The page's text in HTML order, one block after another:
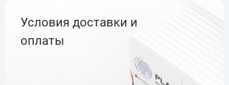
Условия доставки и
оплаты